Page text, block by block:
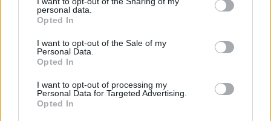
grant or deny consent to Google and its third-party tags to
use your data for below specified purposes in below Google
consent section.
personal data.
Opted In
I want to opt-out of the Sale of my
Personal Data.
Opted In
I want to opt-out of processing my
Personal Data for Targeted Advertising.
Opted In
sikerült, ebben mindenfélét összehordtam erről az
alkotásról, a poén pedig az, hogy fele ennyi szót sem
csúszott 18 napot, mára, Ellen Page születésnapjára,
merthogy miatta néztem meg. Mivel a
maradtak, amik esetleg érdekesnek látszódtak, hát,
emellett döntöttem – utólag gondolkodom, hogy